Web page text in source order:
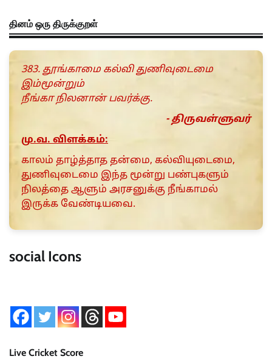
தினம் ஒரு திருக்குறள்
383. தூங்காமை கல்வி துணிவுடைமை
இம்மூன்றும்
நீங்கா நிலனான் பவர்க்கு.
- திருவள்ளுவர்
மு.வ. விளக்கம்:
காலம் தாழ்த்தாத தன்மை, கல்வியுடைமை,
துணிவுடைமை இந்த மூன்று பண்புகளும்
நிலத்தை ஆளும் அரசனுக்கு நீங்காமல்
இருக்க வேண்டியவை.
social Icons
Live Cricket Score